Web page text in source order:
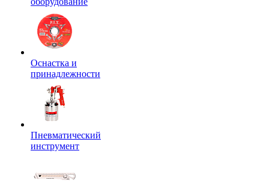
Оснастка и
принадлежности
Пневматический
инструмент